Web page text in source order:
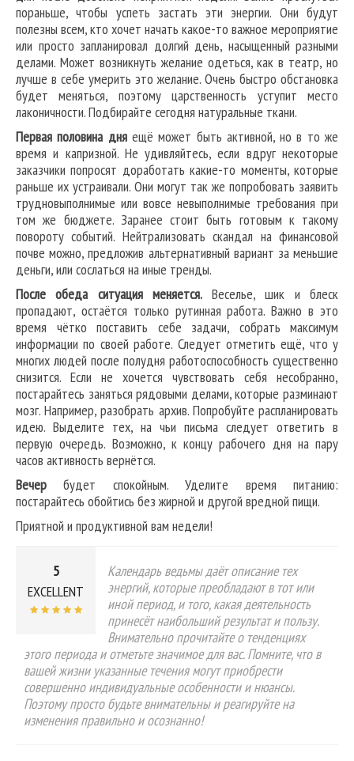
пораньше, чтобы успеть застать эти энергии. Они будут
полезны всем, кто хочет начать какое-то важное мероприятие
или просто запланировал долгий день, насыщенный разными
делами. Может возникнуть желание одеться, как в театр, но
лучше в себе умерить это желание. Очень быстро обстановка
будет меняться, поэтому царственность уступит место
лаконичности. Подбирайте сегодня натуральные ткани.
Первая половина дняещё может быть активной, но в то же
время и капризной. Не удивляйтесь, если вдруг некоторые
заказчики попросят доработать какие-то моменты, которые
раньше их устраивали. Они могут так же попробовать заявить
трудновыполнимые или вовсе невыполнимые требования при
том же бюджете. Заранее стоит быть готовым к такому
повороту событий. Нейтрализовать скандал на финансовой
почве можно, предложив альтернативный вариант за меньшие
деньги, или сослаться на иные тренды.
После обеда ситуация меняется.Веселье, шик и блеск
пропадают, остаётся только рутинная работа. Важно в это
время чётко поставить себе задачи, собрать максимум
информации по своей работе. Следует отметить ещё, что у
многих людей после полудня работоспособность существенно
снизится. Если не хочется чувствовать себя несобранно,
постарайтесь заняться рядовыми делами, которые разминают
мозг. Например, разобрать архив. Попробуйте распланировать
идею. Выделите тех, на чьи письма следует ответить в
первую очередь. Возможно, к концу рабочего дня на пару
часов активность вернётся.
Вечер будет спокойным. Уделите время питанию:
постарайтесь обойтись без жирной и другой вредной пищи.
Приятной и продуктивной вам недели!
5
EXCELLENT
Календарь ведьмы даёт описание тех
энергий, которые преобладают в тот или
иной период, и того, какая деятельность
принесёт наибольший результат и пользу.
Внимательно прочитайте о тенденциях
этого периода и отметьте значимое для вас. Помните, что в
вашей жизни указанные течения могут приобрести
совершенно индивидуальные особенности и нюансы.
Поэтому просто будьте внимательны и реагируйте на
изменения правильно и осознанно!